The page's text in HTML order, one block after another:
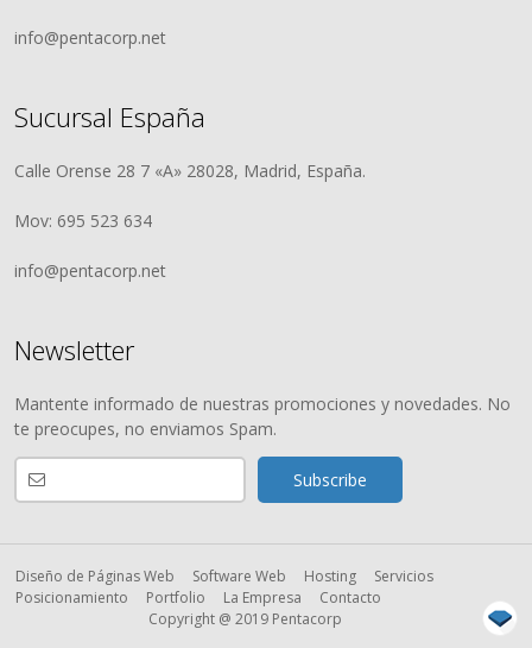
info@pentacorp.net
Sucursal España
Calle Orense 28 7 «A» 28028, Madrid, España.
Mov: 695 523 634
info@pentacorp.net
Newsletter
Mantente informado de nuestras promociones y novedades. No
te preocupes, no enviamos Spam.
Diseño de Páginas Web Software Web Hosting
Servicios
Posicionamiento
Portfolio La Empresa
Contacto
Copyright @ 2019 Pentacorp